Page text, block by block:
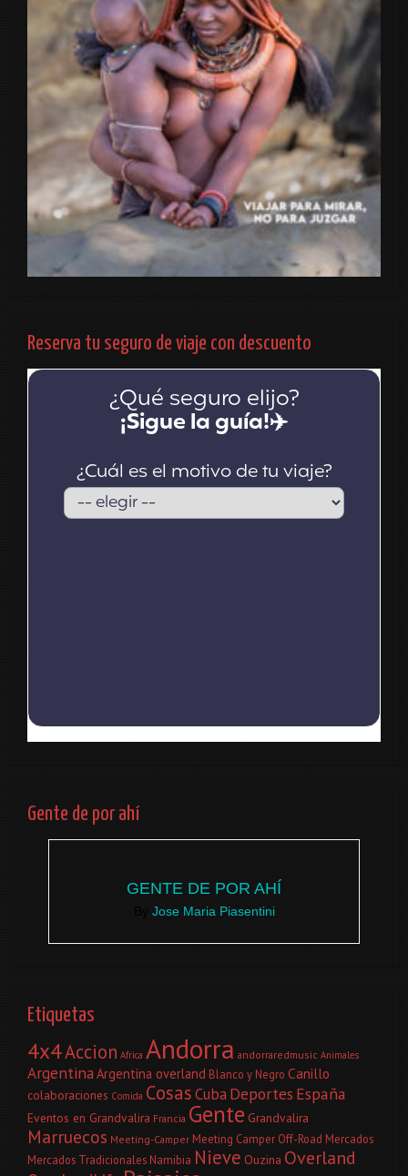
Reserva tu seguro de viaje con descuento
Gente de por ahí
GENTE DE POR AHÍ
Jose Maria Piasentini
Etiquetas
4x4Accion Africa Andorra andorraredmusic Animales
ArgentinaArgentina overland Blanco y Negro Canillo
colaboraciones Comida CosasCubaDeportes España
Eventos en Grandvalira Francia Gente Grandvalira
Marruecos Meeting-Camper Meeting Camper Off-Road Mercados
Mercados Tradicionales Namibia Nieve Ouzina Overland